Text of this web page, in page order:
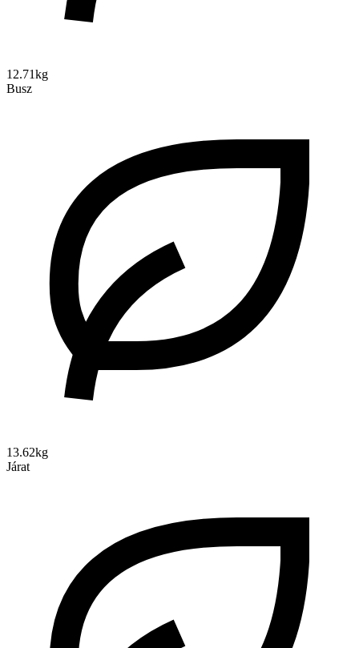
12.71kg
Busz
13.62kg
Járat